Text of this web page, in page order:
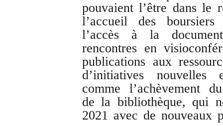
pouvaient l’être dans le
l’accueil des
l’accès à la
rencontres en
publications aux
d’initiatives nouvelles
comme l’achèvement
de la bibliothèque, qui
2021 avec de nouveaux